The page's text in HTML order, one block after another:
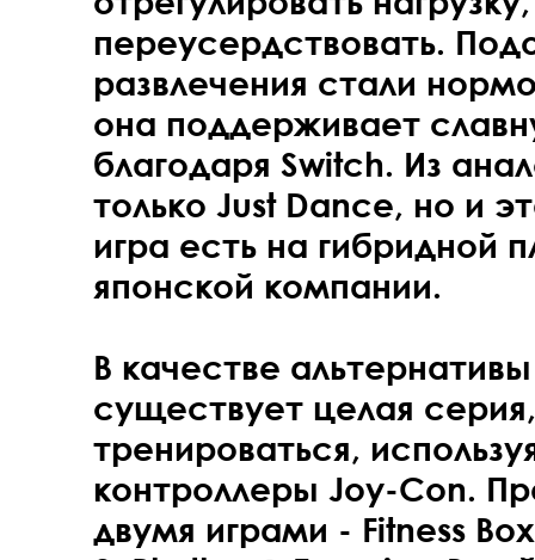
переусердствовать.
развлечения стали
она поддерживает
благодаря Switch. Из
только Just Dance, но и
игра есть на гибридной
японской компании.
В качестве
существует целая
тренироваться,
контроллеры Joy-Con.
двумя играми - Fitness